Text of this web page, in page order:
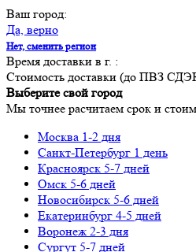
Ваш город:
Да, верно
Нет, сменить регион
Время доставки в г. :
Стоимость доставки (до ПВЗ
Выберите свой город
Мы точнее расчитаем срок и
Москва 1-2 дня
Санкт-Петербург 1 день
Красноярск 5-7 дней
Омск 5-6 дней
Новосибирск 5-6 дней
Екатеринбург 4-5 дней
Воронеж 2-3 дня
Сургут 5-7 дней